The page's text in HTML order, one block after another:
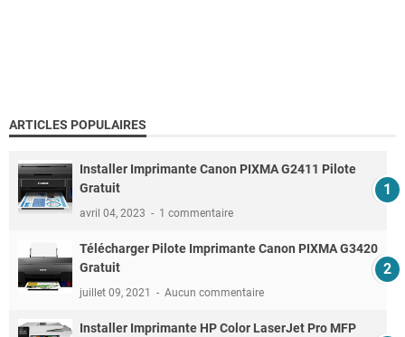
ARTICLES POPULAIRES
Installer Imprimante Canon PIXMA G2411 Pilote
Gratuit
avril 04, 2023 1 commentaire
Télécharger Pilote Imprimante Canon PIXMA G3420
Gratuit
juillet 09, 2021 Aucun commentaire
Installer Imprimante HP Color LaserJet Pro MFP